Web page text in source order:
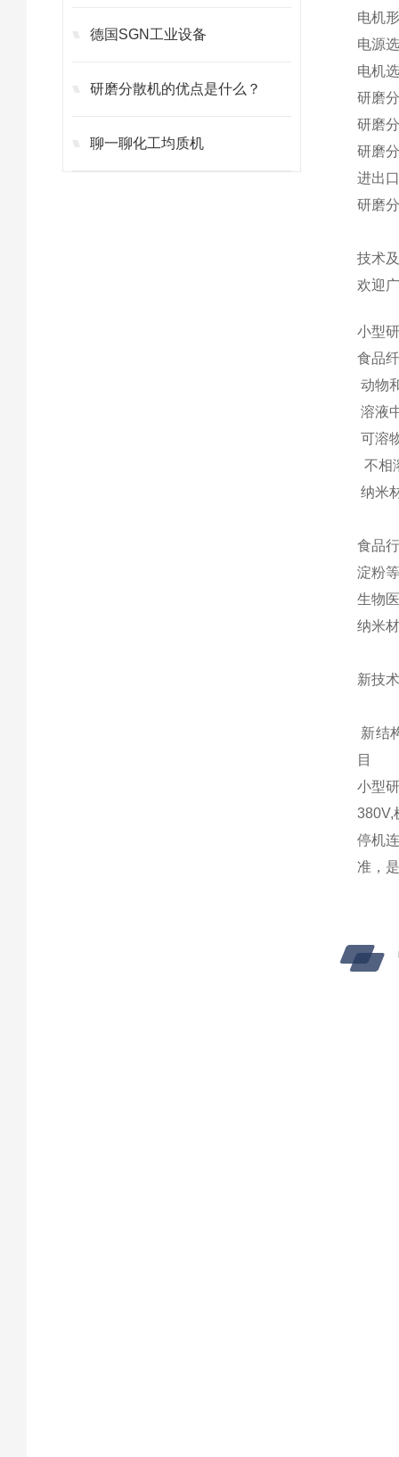
德国SGN工业设备
研磨分散机的优点是什么？
聊一聊化工均质机
电机
电源
电机
研磨
研磨
研磨
进出
研磨
技术
欢迎
小型
食品
动物
溶液
可溶
不相
纳米
食品
淀粉
生物
纳米
新技
新结
目
小型
380V,
停机
准，